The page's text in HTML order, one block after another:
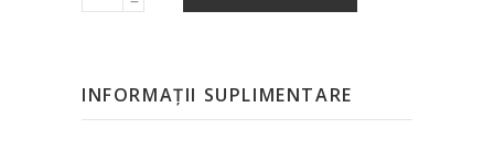
INFORMAȚII SUPLIMENTARE